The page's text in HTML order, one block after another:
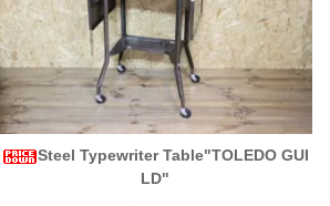
Steel Typewriter Table"TOLEDO GUI
LD"